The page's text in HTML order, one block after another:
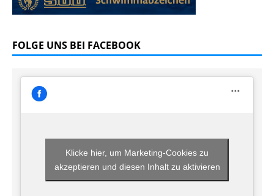
FOLGE UNS BEI FACEBOOK
Klicke hier, um Marketing-Cookies zu
akzeptieren und diesen Inhalt zu aktivieren